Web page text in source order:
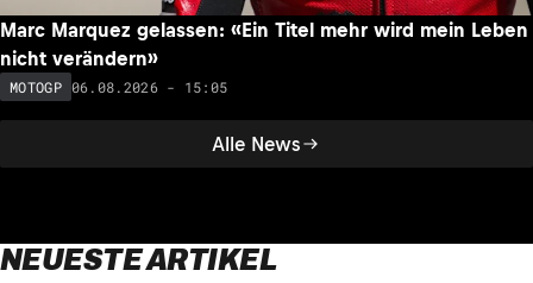
Alle News
Marc Marquez gelassen: «Ein Titel mehr wird mein Leben
nicht verändern»
MOTOGP 06.08.2026 - 15:05
NEUESTE ARTIKEL